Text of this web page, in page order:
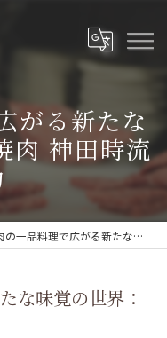
がる新たな
肉 神田時流
品料理で広がる新たな味覚の世界：和牛焼肉 神田時流の魅力
な味覚の世界：